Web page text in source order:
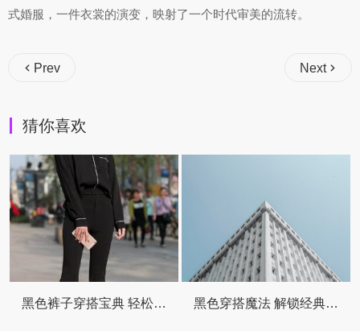
式婚服，一件衣裳的演变，映射了一个时代审美的流转。
Prev Next
猜你喜欢
黑色裤子穿搭宝典 轻松解锁万能搭配公式 黑色穿搭魔法 解锁经典色的时髦配方